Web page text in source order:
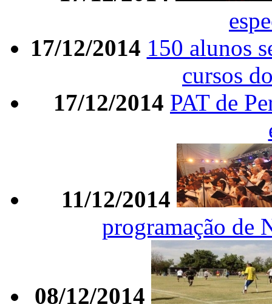
17/12/2014 150 alunos
cursos
17/12/2014 PAT de
11/12/2014
programação de
08/12/2014